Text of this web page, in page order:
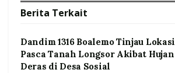
Berita Terkait
Dandim 1316 Boalemo Tinjau Lokasi
Pasca Tanah Longsor Akibat Hujan
Deras di Desa Sosial